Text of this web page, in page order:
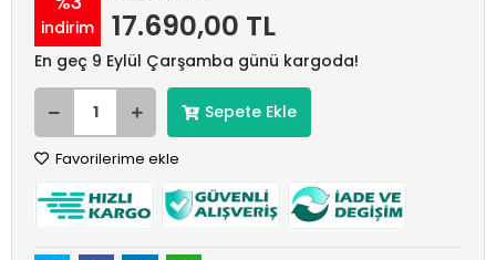
indirim 17.690,00 TL
En geç 9 Eylül Çarşamba günü kargoda!
Sepete Ekle
Favorilerime ekle